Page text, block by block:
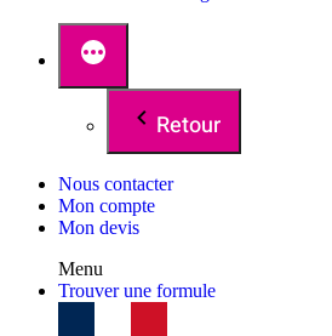
Retour
Nous contacter
Mon compte
Mon devis
Menu
Trouver une formule